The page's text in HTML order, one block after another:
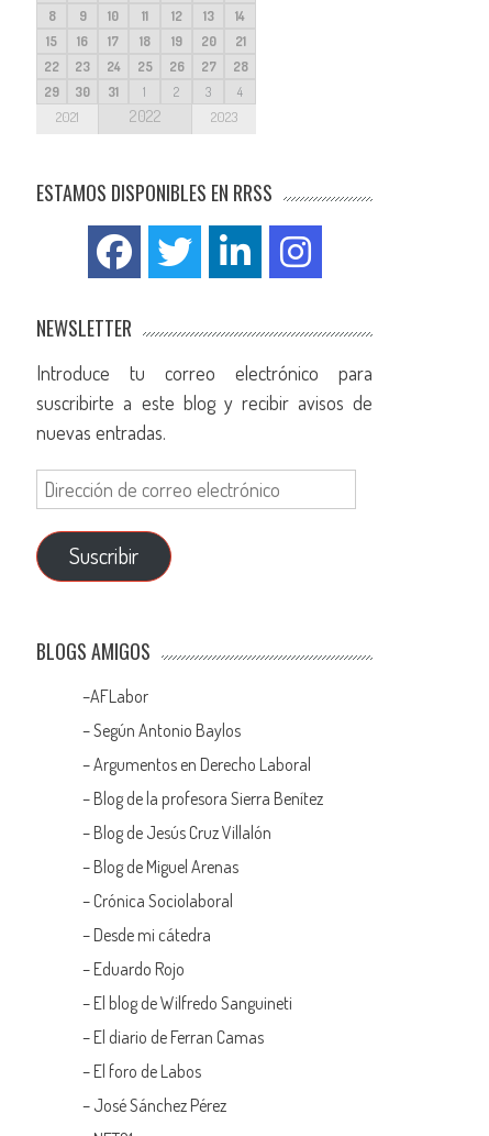
8
9 10 11 12 13
14
15
16 17 18 19 20
21
22
23 24 25 26 27
28
29
30 31 1 2 3 4
2021 2022 2023
ESTAMOS DISPONIBLES EN RRSS
NEWSLETTER
Introduce tu correo electrónico para
suscribirte a este blog y recibir avisos de
nuevas entradas.
Suscribir
BLOGS AMIGOS
–AFLabor
– Según Antonio Baylos
–Argumentos en Derecho Laboral
– Blog de la profesora Sierra Benítez
– Blog de Jesús Cruz Villalón
– Blog de Miguel Arenas
– Crónica Sociolaboral
– Desde mi cátedra
– Eduardo Rojo
– El blog de Wilfredo Sanguineti
– El diario de Ferran Camas
– El foro de Labos
– José Sánchez Pérez